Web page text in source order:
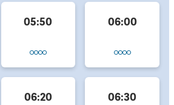
05:50 06:00
06:20 06:30